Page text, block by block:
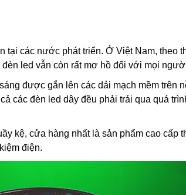
các nước phát triển. Ở Việt Nam, theo
led vẫn còn rất mơ hồ đối với mọi
được gắn lên các dải mạch mềm trên
các đèn led dây đều phải trải qua quá
kệ, cửa hàng nhất là sản phẩm cao cấp
điện.